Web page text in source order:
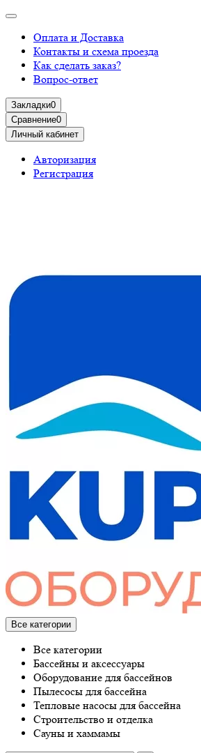
Оплата и Доставка
Контакты и схема проезда
Как сделать заказ?
Вопрос-ответ
Закладки0
Сравнение0
Личный кабинет
Авторизация
Регистрация
Все категории
Все категории
Бассейны и аксессуары
Оборудование для бассейнов
Пылесосы для бассейна
Тепловые насосы для бассейна
Строительство и отделка
Сауны и хаммамы